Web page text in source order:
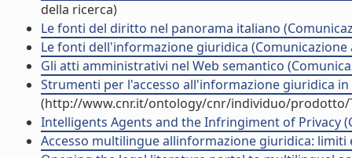
della ricerca)
Le fonti del diritto nel panorama italiano
Le fonti dell'informazione giuridica (Comunicazione
Gli atti amministrativi nel Web semantico
Strumenti per l'accesso all'informazione giuridica
(http://www.cnr.it/ontology/cnr/individuo/prodotto/
Intelligents Agents and the Infringiment of Privacy
Accesso multilingue allinformazione giuridica: